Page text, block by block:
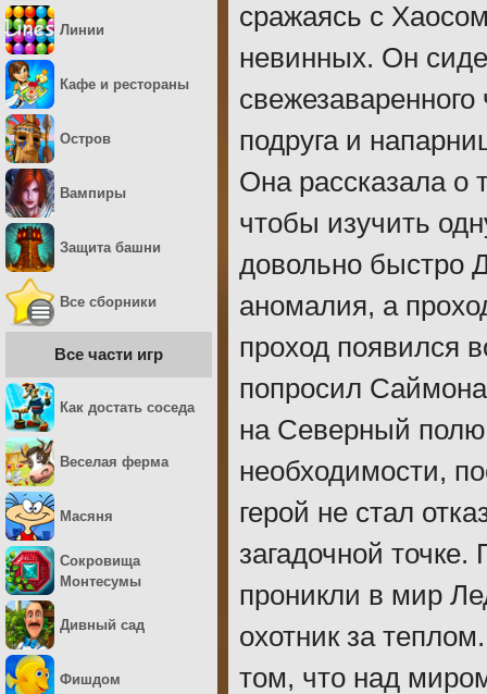
сражаясь с
невинных. Он
подруга и
Она рассказала о
чтобы изучить
довольно быстро
аномалия, а
проход появился
попросил
на Северный
необходимости,
герой не стал
загадочной
проникли в мир
охотник за
том, что над
Линии
Кафе и рестораны
Остров
Вампиры
Защита башни
Все сборники
Все части игр
Как достать соседа
Веселая ферма
Масяня
Сокровища
Монтесумы
Дивный сад
Фишдом